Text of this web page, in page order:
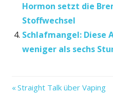
Hormon setzt die
Stoffwechsel
Schlafmangel: Diese
weniger als sechs
Vorheriger
Straight Talk über Vaping